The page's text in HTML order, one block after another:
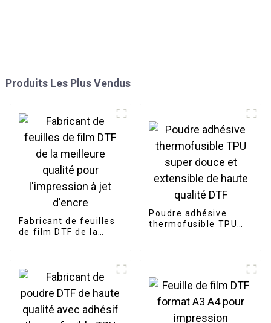
Produits Les Plus Vendus
Fabricant de feuilles
de film DTF de la
Poudre adhésive
thermofusible TPU